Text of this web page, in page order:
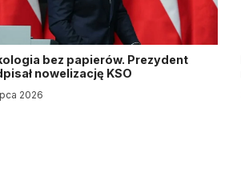
bez papierów. Prezydent
nowelizację KSO
2026